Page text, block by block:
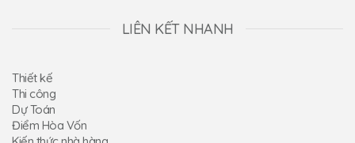
LIÊN KẾT NHANH
Thiết kế
Thi công
Dự Toán
Điểm Hòa Vốn